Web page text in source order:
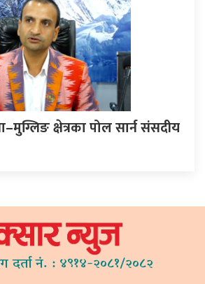
क्षेत्रका पोल सार्न संसदीय
दर्ता नं. : ४९१४-२०८१/२०८२